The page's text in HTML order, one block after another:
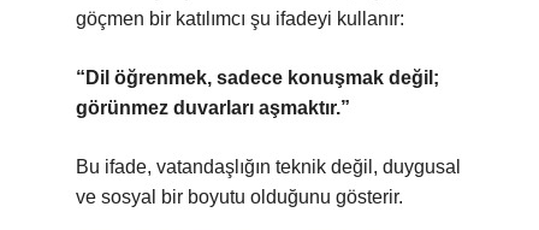
göçmen bir katılımcı şu ifadeyi kullanır:
“Dil öğrenmek, sadece konuşmak değil;
görünmez duvarları aşmaktır.”
Bu ifade, vatandaşlığın teknik değil, duygusal
ve sosyal bir boyutu olduğunu gösterir.